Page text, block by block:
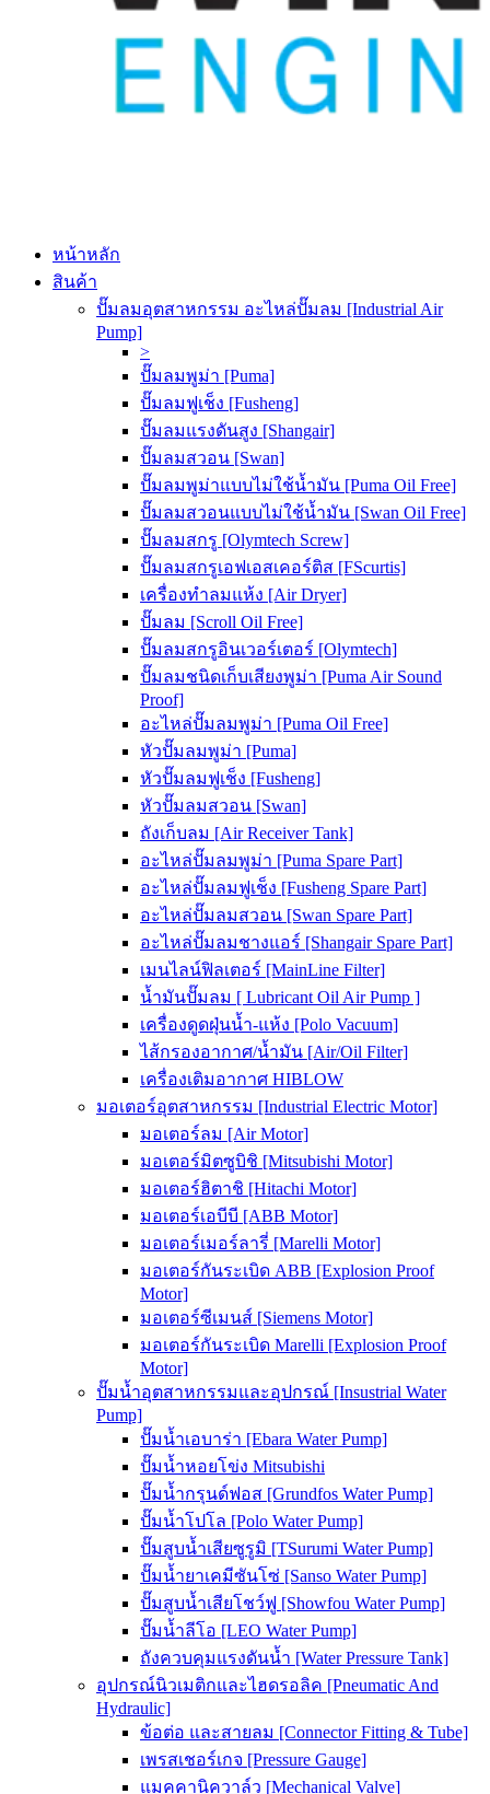
หน้าหลัก
สินค้า
ปั๊มลมอุตสาหกรรม อะไหล่ปั๊มลม [Industrial Air
Pump]
>
ปั๊มลมพูม่า [Puma]
ปั๊มลมฟูเช็ง [Fusheng]
ปั๊มลมแรงดันสูง [Shangair]
ปั๊มลมสวอน [Swan]
ปั๊มลมพูม่าแบบไม่ใช้น้ำมัน [Puma Oil Free]
ปั๊มลมสวอนแบบไม่ใช้น้ำมัน [Swan Oil Free]
ปั๊มลมสกรู [Olymtech Screw]
ปั๊มลมสกรูเอฟเอสเคอร์ติส [FScurtis]
เครื่องทำลมแห้ง [Air Dryer]
ปั๊มลม [Scroll Oil Free]
ปั๊มลมสกรูอินเวอร์เตอร์ [Olymtech]
ปั๊มลมชนิดเก็บเสียงพูม่า [Puma Air Sound
Proof]
อะไหล่ปั๊มลมพูม่า [Puma Oil Free]
หัวปั๊มลมพูม่า [Puma]
หัวปั๊มลมฟูเช็ง [Fusheng]
หัวปั๊มลมสวอน [Swan]
ถังเก็บลม [Air Receiver Tank]
อะไหล่ปั๊มลมพูม่า [Puma Spare Part]
อะไหล่ปั๊มลมฟูเช็ง [Fusheng Spare Part]
อะไหล่ปั๊มลมสวอน [Swan Spare Part]
อะไหล่ปั๊มลมชางแอร์ [Shangair Spare Part]
เมนไลน์ฟิลเตอร์ [MainLine Filter]
น้ำมันปั๊มลม [ Lubricant Oil Air Pump ]
เครื่องดูดฝุ่นน้ำ-แห้ง [Polo Vacuum]
ไส้กรองอากาศ/น้ำมัน [Air/Oil Filter]
เครื่องเติมอากาศ HIBLOW
มอเตอร์อุตสาหกรรม [Industrial Electric Motor]
มอเตอร์ลม [Air Motor]
มอเตอร์มิตซูบิชิ [Mitsubishi Motor]
มอเตอร์ฮิตาชิ [Hitachi Motor]
มอเตอร์เอบีบี [ABB Motor]
มอเตอร์เมอร์ลารี่ [Marelli Motor]
มอเตอร์กันระเบิด ABB [Explosion Proof
Motor]
มอเตอร์ซีเมนส์ [Siemens Motor]
มอเตอร์กันระเบิด Marelli [Explosion Proof
Motor]
ปั๊มน้ำอุตสาหกรรมและอุปกรณ์ [Insustrial Water
Pump]
ปั๊มน้ำเอบาร่า [Ebara Water Pump]
ปั๊มน้ำหอยโข่ง Mitsubishi
ปั๊มน้ำกรุนด์ฟอส [Grundfos Water Pump]
ปั๊มน้ำโปโล [Polo Water Pump]
ปั๊มสูบน้ำเสียซูรูมิ [TSurumi Water Pump]
ปั๊มน้ำยาเคมีซันโซ่ [Sanso Water Pump]
ปั๊มสูบน้ำเสียโชว์ฟู [Showfou Water Pump]
ปั๊มน้ำลีโอ [LEO Water Pump]
ถังควบคุมแรงดันน้ำ [Water Pressure Tank]
อุปกรณ์นิวเมติกและไฮดรอลิค [Pneumatic And
Hydraulic]
ข้อต่อ และสายลม [Connector Fitting & Tube]
เพรสเชอร์เกจ [Pressure Gauge]
แมคคานิควาล์ว [Mechanical Valve]